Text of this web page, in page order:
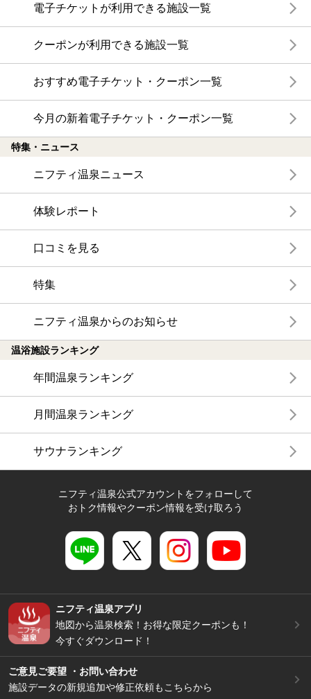
電子チケットが利用できる施設一覧
クーポンが利用できる施設一覧
おすすめ電子チケット・クーポン一覧
今月の新着電子チケット・クーポン一覧
特集・ニュース
ニフティ温泉ニュース
体験レポート
口コミを見る
特集
ニフティ温泉からのお知らせ
温浴施設ランキング
年間温泉ランキング
月間温泉ランキング
サウナランキング
ニフティ温泉公式アカウントをフォローして
おトク情報やクーポン情報を受け取ろう
ニフティ温泉アプリ
地図から温泉検索！お得な限定クーポンも！
今すぐダウンロード！
ご意見ご要望 ・お問い合わせ
施設データの新規追加や修正依頼もこちらから